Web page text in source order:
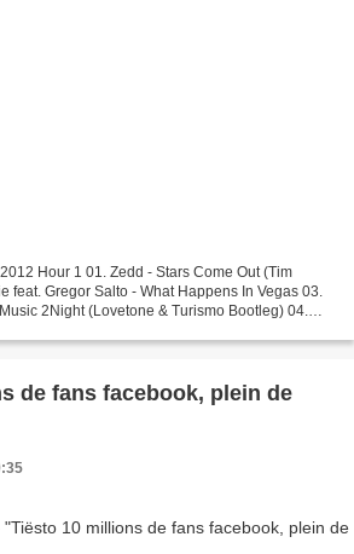
Hour 1 01. Zedd - Stars Come Out (Tim
feat. Gregor Salto - What Happens In Vegas 03.
2Night (Lovetone & Turismo Bootleg) 04.
de fans facebook, plein de